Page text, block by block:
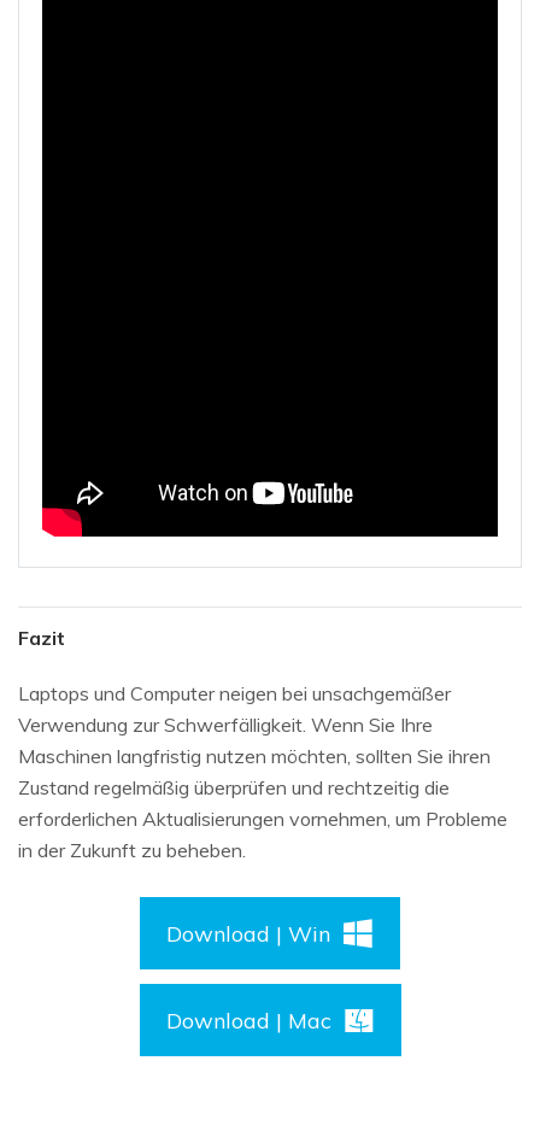
Fazit
Laptops und Computer neigen bei unsachgemäßer
Verwendung zur Schwerfälligkeit. Wenn Sie Ihre
Maschinen langfristig nutzen möchten, sollten Sie ihren
Zustand regelmäßig überprüfen und rechtzeitig die
erforderlichen Aktualisierungen vornehmen, um Probleme
in der Zukunft zu beheben.
Download | Win
Download | Mac